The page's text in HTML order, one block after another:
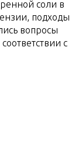
соли в
подходы
вопросы
с